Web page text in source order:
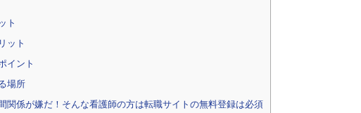
ト
ット
イント
場所
関係が嫌だ！そんな看護師の方は転職サイトの無料登録は必須